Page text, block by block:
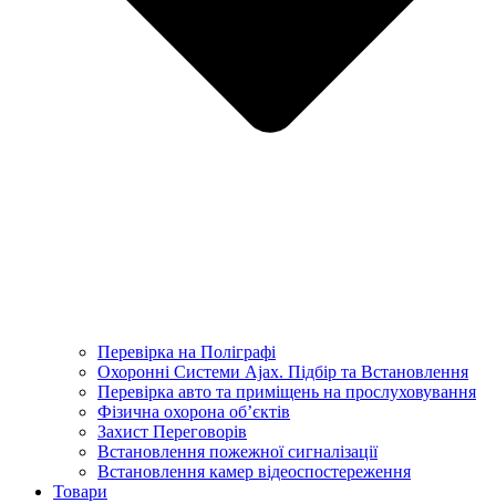
Перевірка на Поліграфі
Охоронні Системи Ajax. Підбір та Встановлення
Перевірка авто та приміщень на прослуховування
Фізична охорона об’єктів
Захист Переговорів
Встановлення пожежної сигналізації
Встановлення камер відеоспостереження
Товари